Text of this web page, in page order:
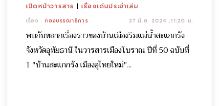
เปิดหน้าวารสาร |เรื่องเด่นประจำเล่ม
เรื่อง :กองบรรณาธิการ 27 มิ.ย. 2024 ,11:20 น.
พบกับหลากเรื่องราวของบ้านเมืองริมแม่น้ำสะแกกรัง
จังหวัดอุทัยธานี ในวารสารเมืองโบราณ ปีที่ 50 ฉบับที่
1 "บ้านสะแกกรัง เมืองอุไทยใหม่"...